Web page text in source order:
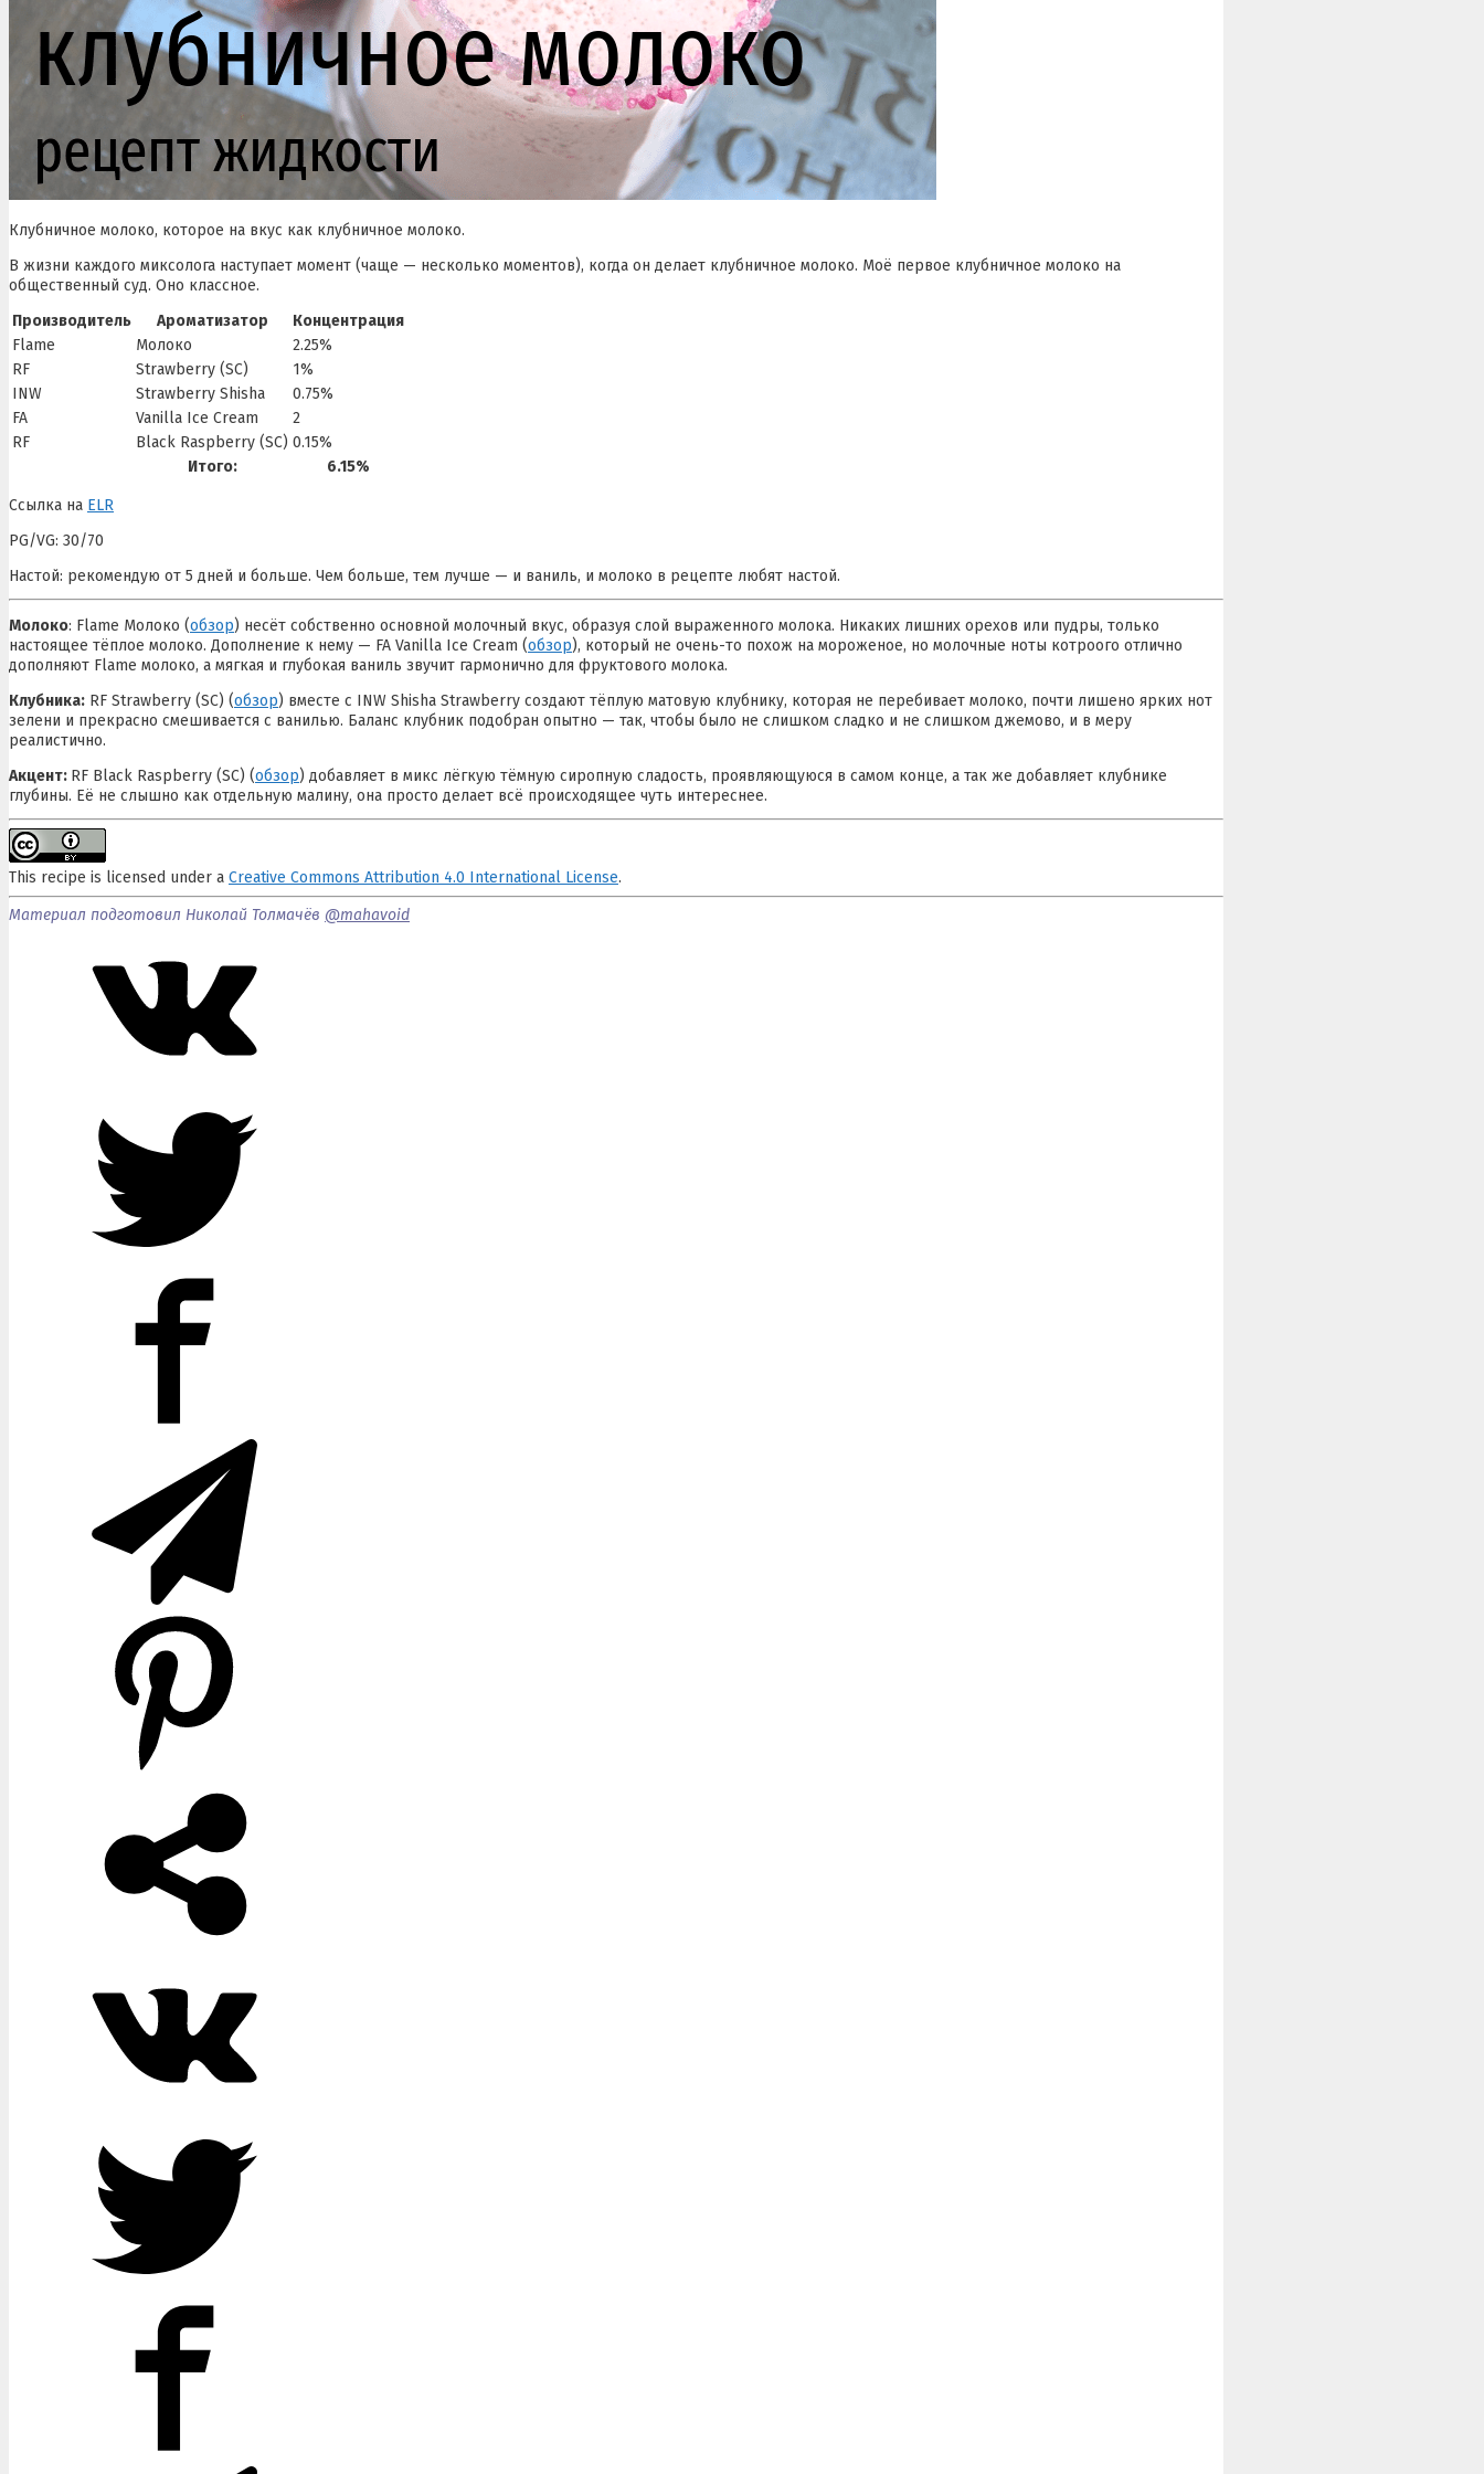
Клубничное молоко, которое на вкус как клубничное молоко.
В жизни каждого миксолога наступает момент (чаще — несколько моментов), когда он делает клубничное молоко. Моё первое клубничное молоко на
общественный суд. Оно классное.
Производитель
Ароматизатор
Концентрация
Flame
Молоко
2.25%
RF
Strawberry (SC)
1%
INW
Strawberry Shisha
0.75%
FA
Vanilla Ice Cream
2
RF
Black Raspberry (SC) 0.15%
Итого:
6.15%
Ссылка на ELR
PG/VG: 30/70
Настой: рекомендую от 5 дней и больше. Чем больше, тем лучше — и ваниль, и молоко в рецепте любят настой.
Молоко: Flame Молоко (обзор) несёт собственно основной молочный вкус, образуя слой выраженного молока. Никаких лишних орехов или пудры, только
настоящее тёплое молоко. Дополнение к нему — FA Vanilla Ice Cream (обзор), который не очень-то похож на мороженое, но молочные ноты котроого отлично
дополняют Flame молоко, а мягкая и глубокая ваниль звучит гармонично для фруктового молока.
Клубника: RF Strawberry (SC) (обзор) вместе с INW Shisha Strawberry создают тёплую матовую клубнику, которая не перебивает молоко, почти лишено ярких нот
зелени и прекрасно смешивается с ванилью. Баланс клубник подобран опытно — так, чтобы было не слишком сладко и не слишком джемово, и в меру
реалистично.
Акцент: RF Black Raspberry (SC) (обзор) добавляет в микс лёгкую тёмную сиропную сладость, проявляющуюся в самом конце, а так же добавляет клубнике
глубины. Её не слышно как отдельную малину, она просто делает всё происходящее чуть интереснее.
This recipe is licensed under a Creative Commons Attribution 4.0 International License.
Материал подготовил Николай Толмачёв @mahavoid